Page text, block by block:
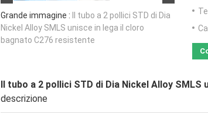
Grande immagine :
Il tubo a 2 pollici STD di Dia
Nickel Alloy SMLS unisce in lega il cloro
bagnato C276 resistente
Il tubo a 2 pollici STD di Dia Nickel Alloy
descrizione